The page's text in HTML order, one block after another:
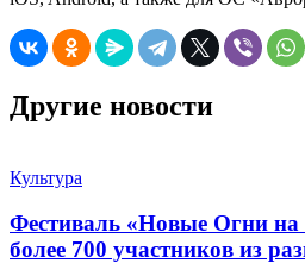
Другие новости
Культура
Фестиваль «Новые Огни на
более 700 участников из